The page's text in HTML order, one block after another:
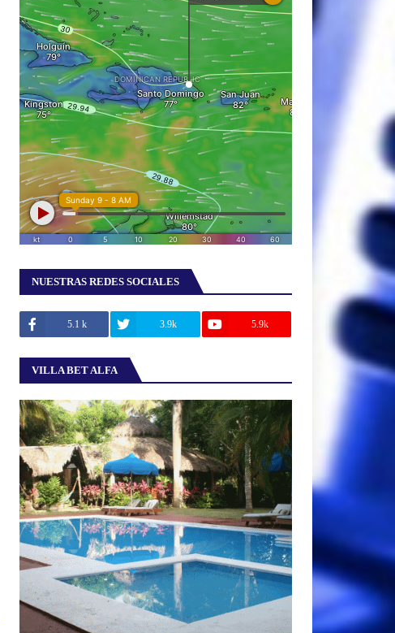
NUESTRAS REDES SOCIALES
5.1 k 3.9k 5.9k
VILLA BET ALFA